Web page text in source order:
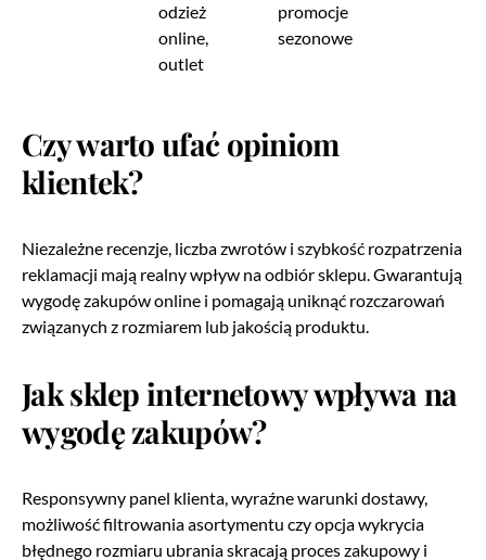
odzież
online,
outlet
promocje
sezonowe
Czy warto ufać opiniom
klientek?
Niezależne recenzje, liczba zwrotów i szybkość rozpatrzenia
reklamacji mają realny wpływ na odbiór sklepu. Gwarantują
wygodę zakupów online i pomagają uniknąć rozczarowań
związanych z rozmiarem lub jakością produktu.
Jak sklep internetowy wpływa na
wygodę zakupów?
Responsywny panel klienta, wyraźne warunki dostawy,
możliwość filtrowania asortymentu czy opcja wykrycia
błędnego rozmiaru ubrania skracają proces zakupowy i